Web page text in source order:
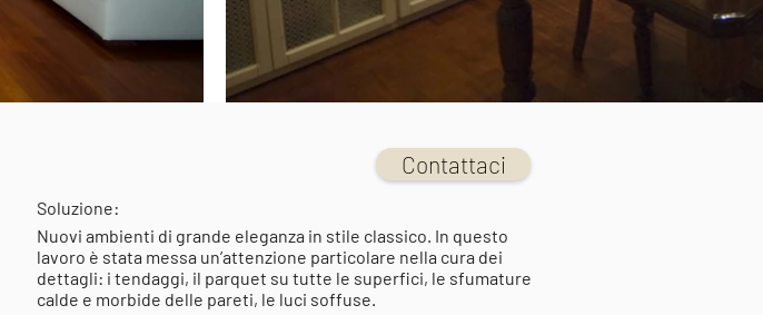
Contattaci
Soluzione:
Nuovi ambienti di grande eleganza in stile classico. In questo
lavoro è stata messa un’attenzione particolare nella cura dei
dettagli: i tendaggi, il parquet su tutte le superfici, le sfumature
calde e morbide delle pareti, le luci soffuse.